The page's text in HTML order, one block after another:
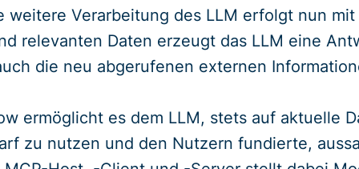
weitere Verarbeitung des LLM erfolgt nun
relevanten Daten erzeugt das LLM eine
die neu abgerufenen externen
ermöglicht es dem LLM, stets auf aktuelle
zu nutzen und den Nutzern fundierte,